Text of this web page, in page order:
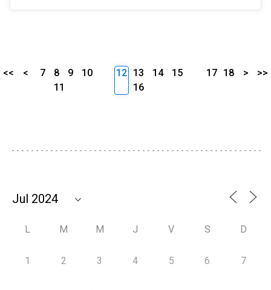
<< < 7 8 9
10
11
12 13 14
15
16
17 18 > >>
L M M J V S D
1 2 3 4 5 6 7